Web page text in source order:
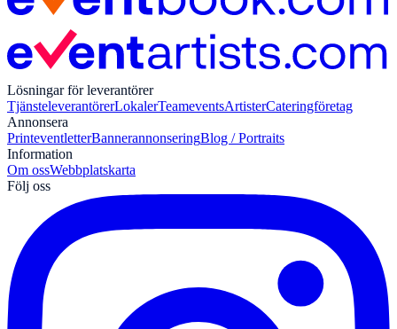
Lösningar för leverantörer
TjänsteleverantörerLokalerTeameventsArtisterCateringföretag
Annonsera
PrinteventletterBannerannonseringBlog / Portraits
Information
Om ossWebbplatskarta
Följ oss